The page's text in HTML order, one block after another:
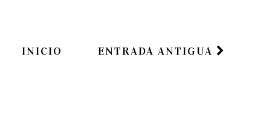
ENTRADA ANTIGUA
INICIO